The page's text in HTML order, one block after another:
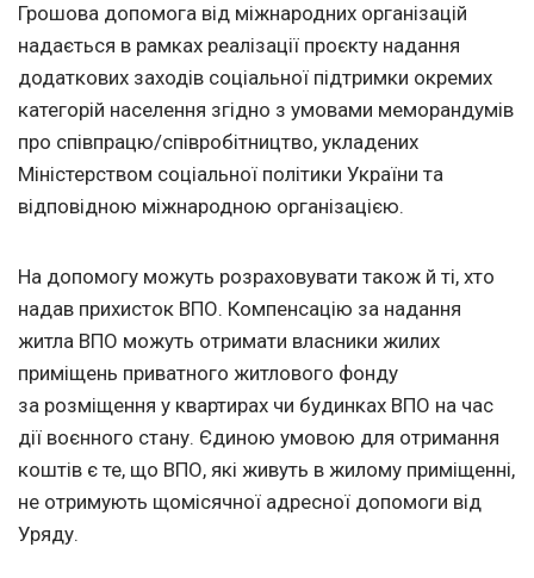
Грошова допомога від міжнародних організацій
надається в рамках реалізації проєкту надання
додаткових заходів соціальної підтримки окремих
категорій населення згідно з умовами меморандумів
про співпрацю/співробітництво, укладених
Міністерством соціальної політики України та
відповідною міжнародною організацією.
На допомогу можуть розраховувати також й ті, хто
надав прихисток ВПО. Компенсацію за надання
житла ВПО можуть отримати власники жилих
приміщень приватного житлового фонду
за розміщення у квартирах чи будинках ВПО на час
дії воєнного стану. Єдиною умовою для отримання
коштів є те, що ВПО, які живуть в жилому приміщенні,
не отримують щомісячної адресної допомоги від
Уряду.